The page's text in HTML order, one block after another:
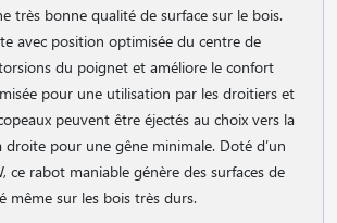
très bonne qualité de surface sur le bois.
avec position optimisée du centre de
du poignet et améliore le confort
pour une utilisation par les droitiers et
peuvent être éjectés au choix vers la
droite pour une gêne minimale. Doté d’un
ce rabot maniable génère des surfaces de
même sur les bois très durs.